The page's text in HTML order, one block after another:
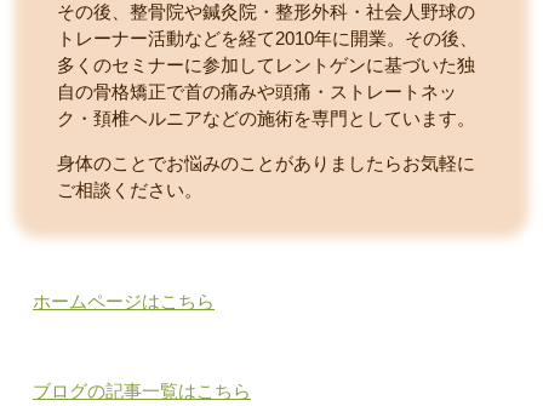
その後、整骨院や鍼灸院・整形外科・社会人野球の
トレーナー活動などを経て2010年に開業。その後、
多くのセミナーに参加してレントゲンに基づいた独
自の骨格矯正で首の痛みや頭痛・ストレートネッ
ク・頚椎ヘルニアなどの施術を専門としています。
身体のことでお悩みのことがありましたらお気軽に
ご相談ください。
ホームページはこちら
ブログの記事一覧はこちら